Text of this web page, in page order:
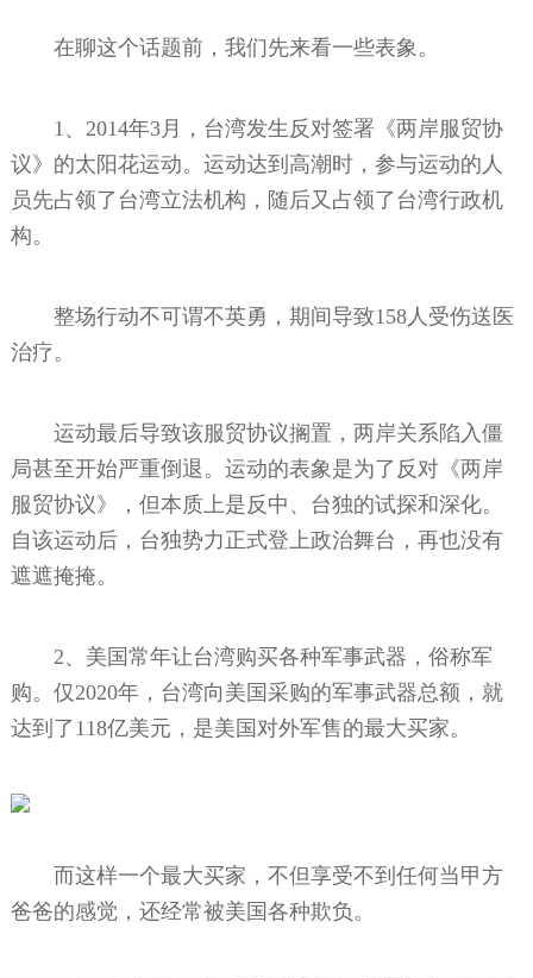
在聊这个话题前，我们先来看一些表象。
1、2014年3月，台湾发生反对签署《两岸服贸协
议》的太阳花运动。运动达到高潮时，参与运动的人
员先占领了台湾立法机构，随后又占领了台湾行政机
构。
整场行动不可谓不英勇，期间导致158人受伤送医
治疗。
运动最后导致该服贸协议搁置，两岸关系陷入僵
局甚至开始严重倒退。运动的表象是为了反对《两岸
服贸协议》，但本质上是反中、台独的试探和深化。
自该运动后，台独势力正式登上政治舞台，再也没有
遮遮掩掩。
2、美国常年让台湾购买各种军事武器，俗称军
购。仅2020年，台湾向美国采购的军事武器总额，就
达到了118亿美元，是美国对外军售的最大买家。
而这样一个最大买家，不但享受不到任何当甲方
爸爸的感觉，还经常被美国各种欺负。